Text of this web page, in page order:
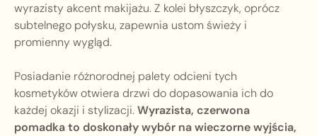
wyrazisty akcent makijażu. Z kolei błyszczyk, oprócz
subtelnego połysku, zapewnia ustom świeży i
promienny wygląd.
Posiadanie różnorodnej palety odcieni tych
kosmetyków otwiera drzwi do dopasowania ich do
każdej okazji i stylizacji.Wyrazista, czerwona
pomadka to doskonały wybór na wieczorne wyjścia,